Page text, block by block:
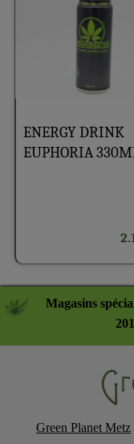
ENERGY DRINK
EUPHORIA
Magasins
Green Planet Metz